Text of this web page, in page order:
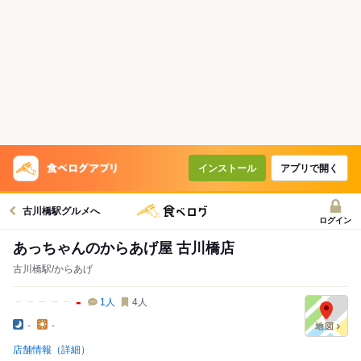
インストール アプリで開く
古川橋駅グルメへ
ログイン
あっちゃんのからあげ屋 古川橋店
古川橋駅/からあげ
- 1 人 4人
- -
店舗情報（詳細）